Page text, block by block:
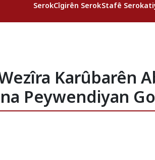
SerokCîgirên SerokStafê
Karûbarên
Peywendiyan